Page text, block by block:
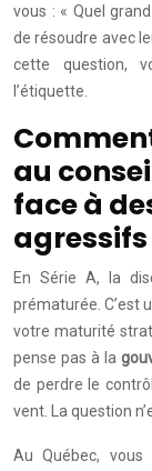
vous : « Quel
de résoudre avec
cette question,
l’étiquette.
au
face à
agressifs
En Série A, la
prématurée. C’est
votre maturité
pense pas à la
de perdre le
vent. La question
Au Québec,